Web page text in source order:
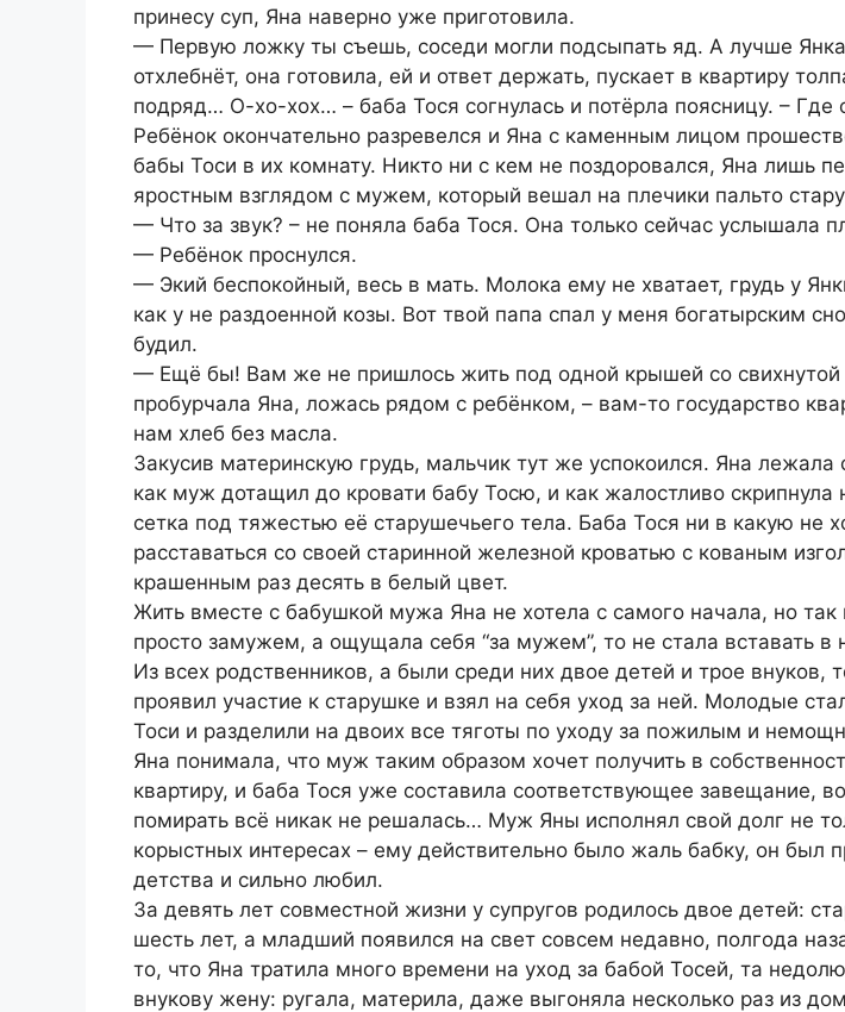
принесу суп, Яна наверно уже приготовила.
— Первую ложку ты съешь, соседи могли подсыпать яд. А лучше
отхлебнёт, она готовила, ей и ответ держать, пускает в квартиру
подряд… О-хо-хох… – баба Тося согнулась и потёрла поясницу. – Где
Ребёнок окончательно разревелся и Яна с каменным лицом
бабы Тоси в их комнату. Никто ни с кем не поздоровался, Яна лишь
яростным взглядом с мужем, который вешал на плечики пальто
— Что за звук? – не поняла баба Тося. Она только сейчас услышала
— Ребёнок проснулся.
— Экий беспокойный, весь в мать. Молока ему не хватает, гҏудь у
как у не раздоенной козы. Вот твой папа спал у меня богатырским
будил.
— Ещё бы! Вам же не пришлось жить под одной крышей со свихнутой
пробурчала Яна, ложась рядом с ребёнком, – вам-то государство
нам хлеб без масла.
Закусив материнскую грудь, мальчик тут же успокоился. Яна
как муж дотащил до кровати бабу Тосю, и как жалостливо скрипнула
сетка под тяжестью её старушечьего тела. Баба Тося ни в какую не
расставаться со своей старинной железной кроватью с кованым
крашенным раз десять в белый цвет.
Жить вместе с бабушкой мужа Яна не хотела с самого начала, но так
просто замужем, а ощущала себя “за мужем”, то не стала вставать в
Из всех родственников, а были среди них двое детей и трое внуков,
проявил участие к старушке и взял на себя уход за ней. Молодые
Тоси и разделили на двоих все тяготы по уходу за пожилым и
Яна понимала, что муж таким образом хочет получить в
квартиру, и баба Тося уже составила соответствующее завещание,
помирать всё никак не решалась… Муж Яны исполнял свой долг не
корыстных интересах – ему действительно было жаль бабку, он был
детства и сильно любил.
За девять лет совместной жизни у супругов родилось двое детей:
шесть лет, а младший появился на свет совсем недавно, полгода
то, что Яна тратила много времени на уход за бабой Тосей, та
внукову жену: ругала, материла, даже выгоняла несколько раз из